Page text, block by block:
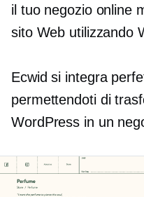
il tuo negozio online
sito Web utilizzando
Ecwid si integra
permettendoti di
WordPress in un